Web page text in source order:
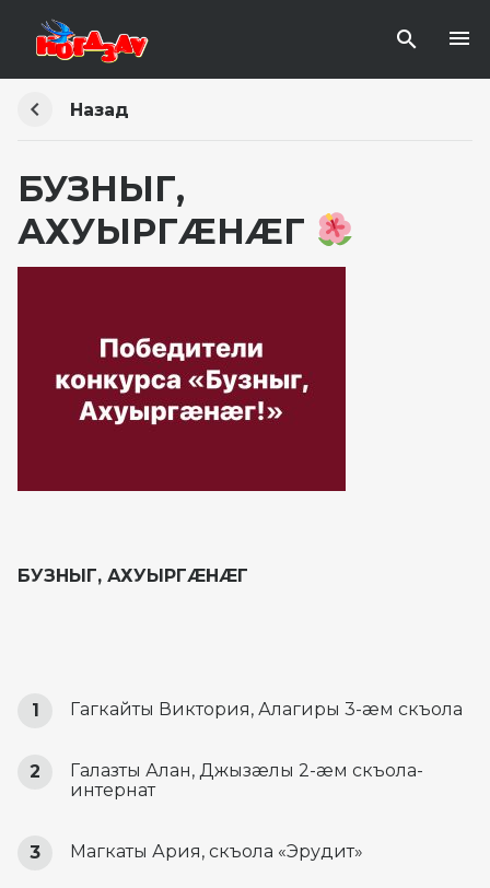
Назад
БУЗНЫГ,
АХУЫРГÆНÆГ
БУЗНЫГ, АХУЫРГÆНÆГ
Гагкайты Виктория, Алагиры 3-æм скъола
Галазты Алан, Джызæлы 2-æм скъола-
интернат
Магкаты Ария, скъола «Эрудит»